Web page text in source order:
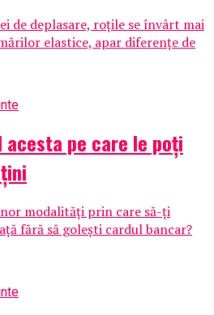
de deplasare, roțile se învârt mai
elastice, apar diferențe de
acesta pe care le poți
modalități prin care să-ți
fără să golești cardul bancar?